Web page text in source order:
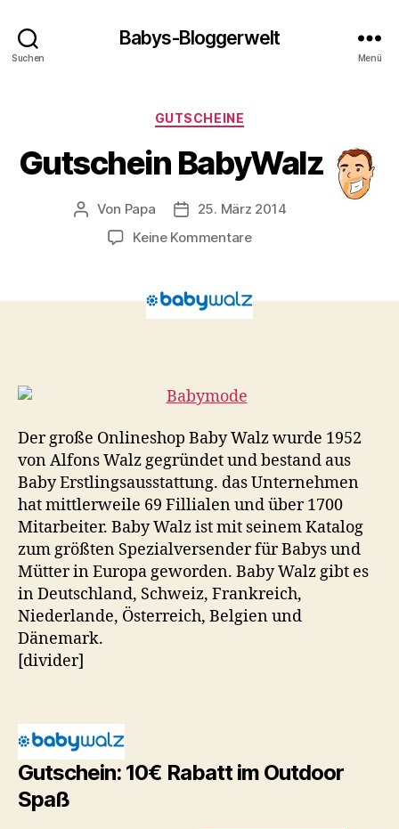
Suchen
Babys-Bloggerwelt
Menü
Kategorien
GUTSCHEINE
Gutschein BabyWalz
Beitragsautor
Von Papa Veröffentlichungsdatum
25. März 2014
Keine Kommentarezu
Der große Onlineshop Baby Walz wurde 1952
von Alfons Walz gegründet und bestand aus
Baby Erstlingsausstattung. das Unternehmen
hat mittlerweile 69 Fillialen und über 1700
Mitarbeiter. Baby Walz ist mit seinem Katalog
zum größten Spezialversender für Babys und
Mütter in Europa geworden. Baby Walz gibt es
in Deutschland, Schweiz, Frankreich,
Niederlande, Österreich, Belgien und
Dänemark.
[divider]
Gutschein: 10€ Rabatt im Outdoor
Spaß